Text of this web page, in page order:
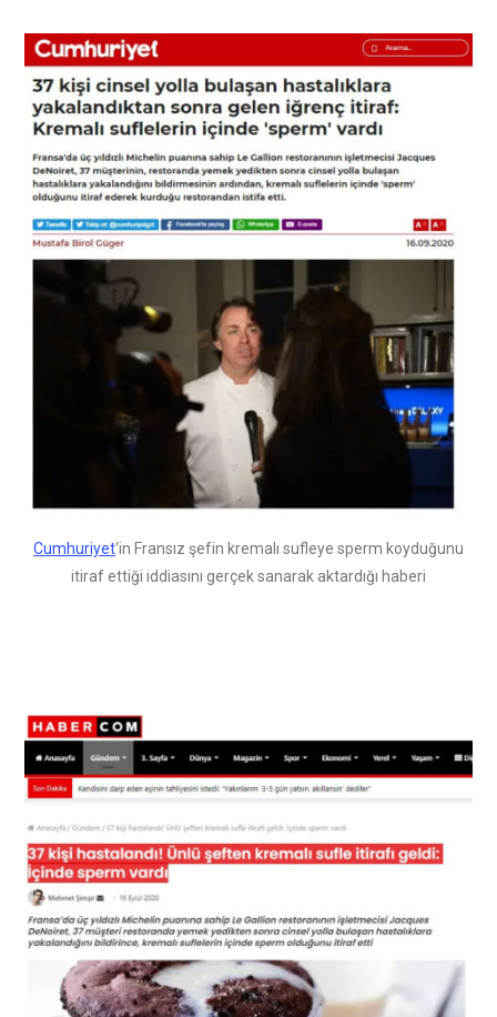
Cumhuriyet‘in Fransız şefin kremalı sufleye sperm koyduğunu
itiraf ettiği iddiasını gerçek sanarak aktardığı haberi